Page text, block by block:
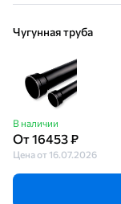
Чугунная труба
В наличии
От 16453 ₽
Цена от 16.07.2026